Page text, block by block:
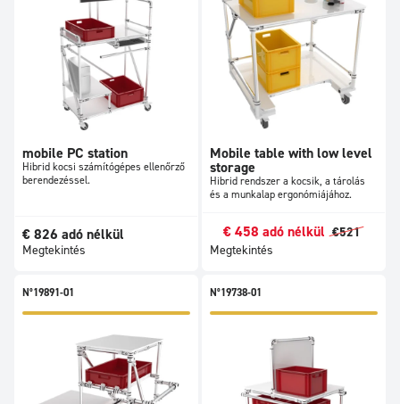
mobile PC station
Hibrid kocsi számítógépes ellenőrző
berendezéssel.
€ 826 adó nélkül
Megtekintés
Mobile table with low level
storage
Hibrid rendszer a kocsik, a tárolás
és a munkalap ergonómiájához.
€ 458 adó nélkül €521
Megtekintés
N°19891-01 N°19738-01